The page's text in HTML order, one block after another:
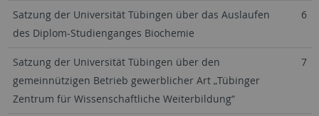
Satzung der Universität Tübingen über das Auslaufen
des Diplom-Studienganges Biochemie
6
Satzung der Universität Tübingen über den
gemeinnützigen Betrieb gewerblicher Art „Tübinger
Zentrum für Wissenschaftliche Weiterbildung“
7